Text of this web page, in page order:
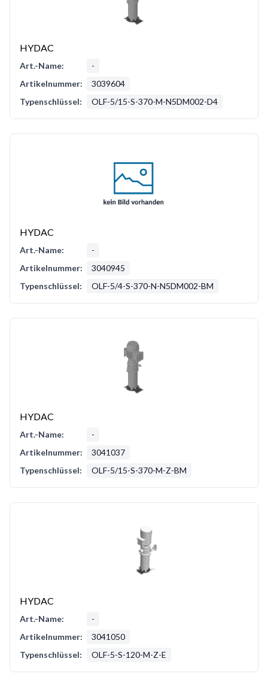
HYDAC
Art.-Name:
-
Artikelnummer:
3039604
Typenschlüssel:
OLF-5/15-S-370-M-N5DM002-D4
HYDAC
Art.-Name:
-
Artikelnummer:
3040945
Typenschlüssel:
OLF-5/4-S-370-N-N5DM002-BM
HYDAC
Art.-Name:
-
Artikelnummer:
3041037
Typenschlüssel:
OLF-5/15-S-370-M-Z-BM
HYDAC
Art.-Name:
-
Artikelnummer:
3041050
Typenschlüssel:
OLF-5-S-120-M-Z-E